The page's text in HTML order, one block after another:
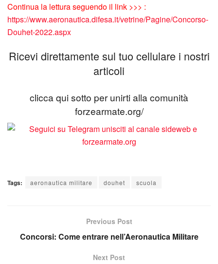
Continua la lettura seguendo il link >>> :
https://www.aeronautica.difesa.it/vetrine/Pagine/Concorso-
Douhet-2022.aspx
Ricevi direttamente sul tuo cellulare i nostri
articoli
clicca qui sotto per unirti alla comunità
forzearmate.org/
Tags: aeronautica militare douhet scuola
Previous Post
Concorsi: Come entrare nell’Aeronautica Militare
Next Post